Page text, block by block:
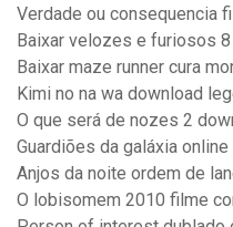
Verdade ou consequencia
Baixar velozes e furiosos
Baixar maze runner cura
Kimi no na wa download
O que será de nozes 2
Guardiões da galáxia
Anjos da noite ordem de
O lobisomem 2010 filme